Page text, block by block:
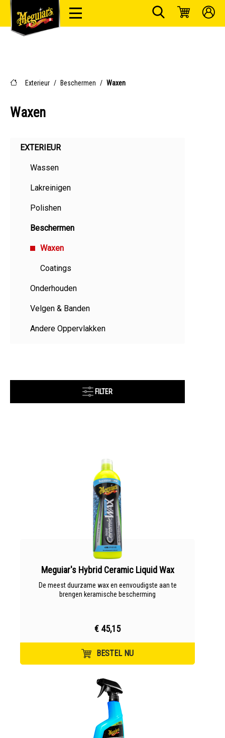
Exterieur / Beschermen / Waxen
Waxen
EXTERIEUR
Wassen
Lakreinigen
Polishen
Beschermen
Waxen
Coatings
Onderhouden
Velgen & Banden
Andere Oppervlakken
FILTER
Meguiar's Hybrid Ceramic Liquid Wax
De meest duurzame wax en eenvoudigste aan te
brengen keramische bescherming
€ 45,15
BESTEL NU